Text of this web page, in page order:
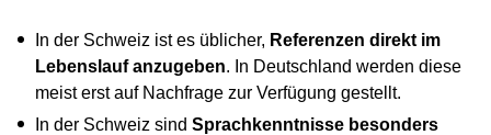
In der Schweiz ist es üblicher, Referenzen direkt im
Lebenslauf anzugeben. In Deutschland werden diese
meist erst auf Nachfrage zur Verfügung gestellt.
In der Schweiz sind Sprachkenntnisse besonders